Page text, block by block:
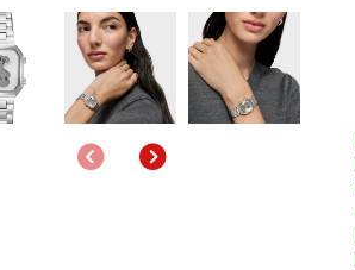
AnteriorSiguiente